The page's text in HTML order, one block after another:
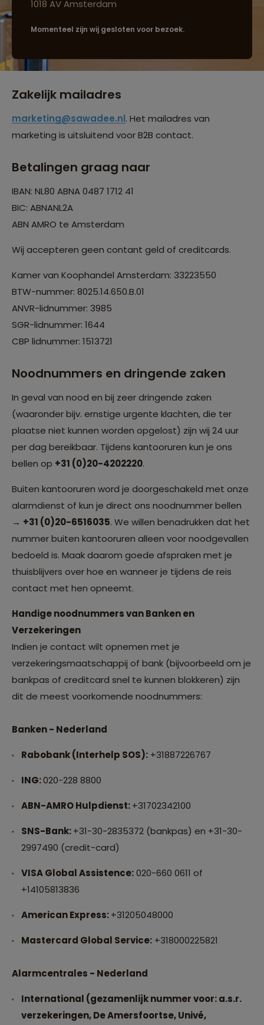
1018 AV Amsterdam
Momenteel zijn wij gesloten voor bezoek.
Zakelijk mailadres
marketing@sawadee.nl. Het mailadres van
marketing is uitsluitend voor B2B contact.
Betalingen graag naar
IBAN: NL80 ABNA 0487 1712 41
BIC: ABNANL2A
ABN AMRO te Amsterdam
Wij accepteren geen contant geld of creditcards.
Kamer van Koophandel Amsterdam: 33223550
BTW-nummer: 8025.14.650.B.01
ANVR-lidnummer: 3985
SGR-lidnummer: 1644
CBP lidnummer: 1513721
Noodnummers en dringende zaken
In geval van nood en bij zeer dringende zaken
(waaronder bijv. ernstige urgente klachten, die ter
plaatse niet kunnen worden opgelost) zijn wij 24 uur
per dag bereikbaar. Tijdens kantooruren kun je ons
bellen op +31 (0)20-4202220.
Buiten kantooruren word je doorgeschakeld met onze
alarmdienst of kun je direct ons noodnummer bellen
→ +31 (0)20-6516035. We willen benadrukken dat het
nummer buiten kantooruren alleen voor noodgevallen
bedoeld is. Maak daarom goede afspraken met je
thuisblijvers over hoe en wanneer je tijdens de reis
contact met hen opneemt.
Handige noodnummers van Banken en
Verzekeringen
Indien je contact wilt opnemen met je
verzekeringsmaatschappij of bank (bijvoorbeeld om je
bankpas of creditcard snel te kunnen blokkeren) zijn
dit de meest voorkomende noodnummers:
Banken - Nederland
Rabobank (Interhelp SOS): +31887226767
ING:020-228 8800
ABN-AMRO Hulpdienst:+31702342100
SNS-Bank:+31-30-2835372 (bankpas) en +31-30-
2997490 (credit-card)
VISA Global Assistence:020-660 0611 of
+14105813836
American Express:+31205048000
Mastercard Global Service: +318000225821
Alarmcentrales - Nederland
International (gezamenlijk nummer voor: a.s.r.
verzekeringen, De Amersfoortse, Univé,